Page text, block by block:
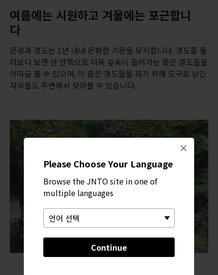
Please Choose Your Language
Browse the JNTO site in one of
multiple languages
Continue
×
여름에는 시원하고 겨울에는 포근합니
다
은광과 갱도는 1년 내내 온화한 기온을 유지합니다. 갱도를 둘
러보다 보면 산 안쪽으로 더욱 깊숙이 들어가는 좁은 갱도들을
이따금 볼 수 있으며, 이 좁은 갱도들을 파기 위해 도구로 남긴
자국들도 주변에서 찾아볼 수 있습니다.